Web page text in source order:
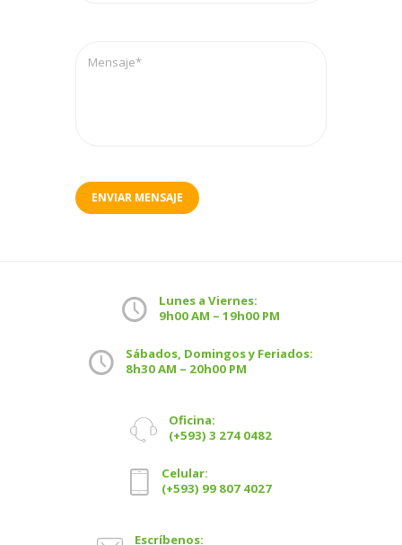
Lunes a Viernes:
9h00 AM – 19h00 PM
Sábados, Domingos y Feriados:
8h30 AM – 20h00 PM
Oficina:
(+593) 3 274 0482
Celular:
(+593) 99 807 4027
Escríbenos: